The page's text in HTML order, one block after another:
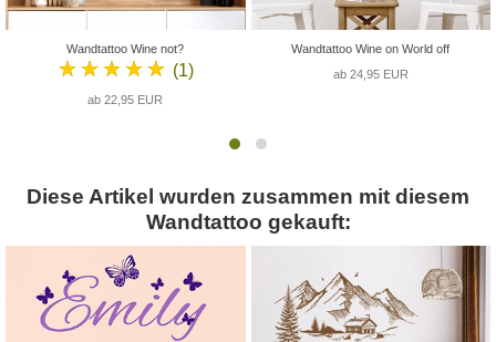
Wandtattoo Wine not?
★★★★★ (1)
ab 22,95 EUR
Wandtattoo Wine on World off
ab 24,95 EUR
Diese Artikel wurden zusammen mit diesem
Wandtattoo gekauft: